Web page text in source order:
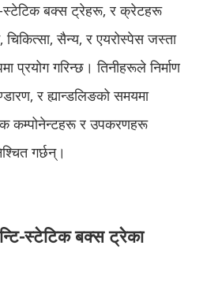
स्टेटिक बक्स ट्रेहरू, र क्रेटहरू
चिकित्सा, सैन्य, र एयरोस्पेस जस्ता
प्रयोग गरिन्छ। तिनीहरूले निर्माण
र ह्यान्डलिङको समयमा
कम्पोनेन्टहरू र उपकरणहरू
गर्छन्।
स्टेटिक बक्स ट्रेका